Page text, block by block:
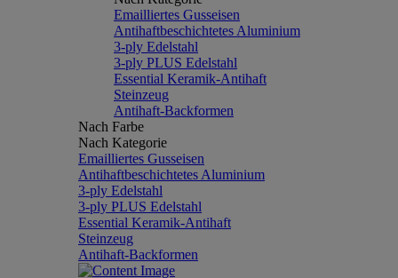
Emailliertes Gusseisen
Antihaftbeschichtetes Aluminium
3-ply Edelstahl
3-ply PLUS Edelstahl
Essential Keramik-Antihaft
Steinzeug
Antihaft-Backformen
Nach Farbe
Nach Kategorie
Emailliertes Gusseisen
Antihaftbeschichtetes Aluminium
3-ply Edelstahl
3-ply PLUS Edelstahl
Essential Keramik-Antihaft
Steinzeug
Antihaft-Backformen